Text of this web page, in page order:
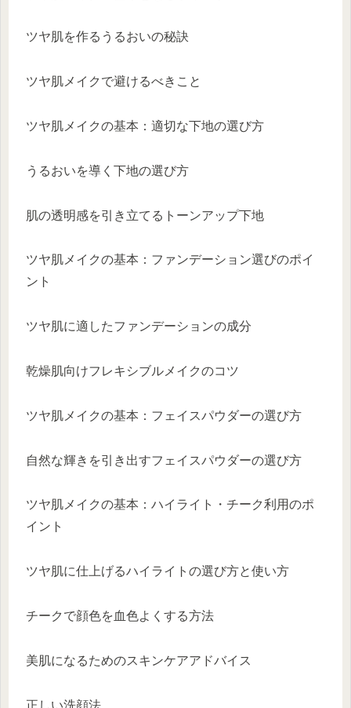
ツヤ肌を作るうるおいの秘訣
ツヤ肌メイクで避けるべきこと
ツヤ肌メイクの基本：適切な下地の選び方
うるおいを導く下地の選び方
肌の透明感を引き立てるトーンアップ下地
ツヤ肌メイクの基本：ファンデーション選びのポイ
ント
ツヤ肌に適したファンデーションの成分
乾燥肌向けフレキシブルメイクのコツ
ツヤ肌メイクの基本：フェイスパウダーの選び方
自然な輝きを引き出すフェイスパウダーの選び方
ツヤ肌メイクの基本：ハイライト・チーク利用のポ
イント
ツヤ肌に仕上げるハイライトの選び方と使い方
チークで顔色を血色よくする方法
美肌になるためのスキンケアアドバイス
正しい洗顔法